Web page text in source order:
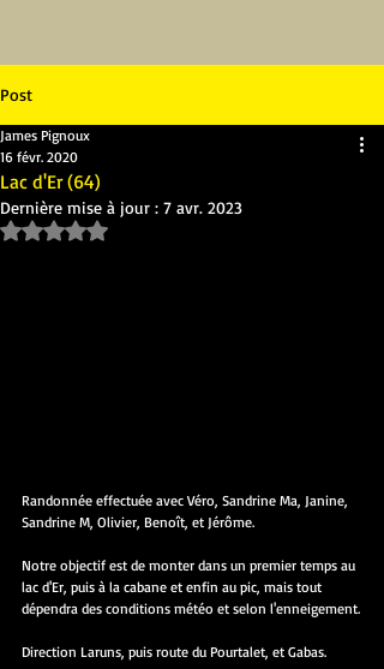
Post
Lac d'Er (64)
James Pignoux
16 févr. 2020
Dernière mise à jour : 7 avr. 2023
Noté NaN étoiles sur 5.
Randonnée effectuée avec Véro, Sandrine Ma, Janine,
Sandrine M, Olivier, Benoît, et Jérôme.
Notre objectif est de monter dans un premier temps au
lac d'Er, puis à la cabane et enfin au pic, mais tout
dépendra des conditions météo et selon l'enneigement.
Direction Laruns, puis route du Pourtalet, et Gabas.